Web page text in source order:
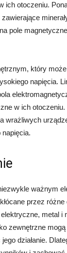
ich otoczeniu.
pole
który może
napięcia.
w ich
wrażliwych
ważnym
przez różne
metal i
zewnętrzne mogą
działanie.